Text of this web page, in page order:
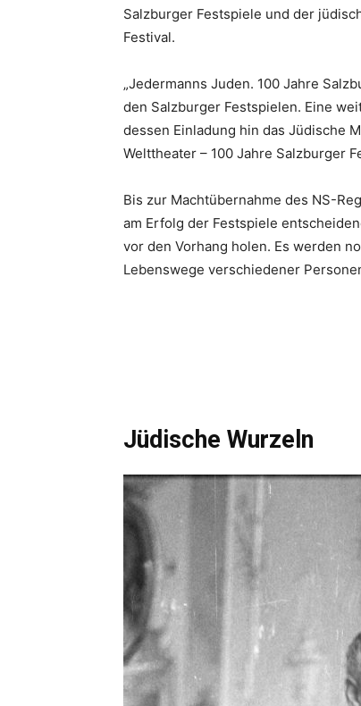
Salzburger Festspiele und der
Festival.
„Jedermanns Juden. 100 Jahre
den Salzburger Festspielen. Eine
dessen Einladung hin das Jüdische
Welttheater – 100 Jahre Salzburger
Bis zur Machtübernahme des NS-
am Erfolg der Festspiele
vor den Vorhang holen. Es werden
Lebenswege verschiedener
Jüdische Wurzeln